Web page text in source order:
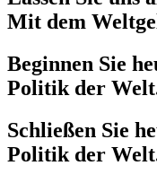
Mit dem
Beginnen Sie
Politik der
Schließen Sie
Politik der